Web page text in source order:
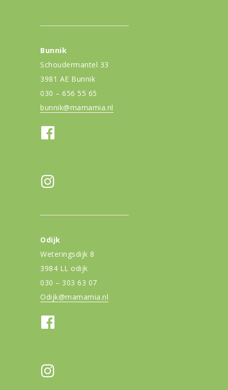
Bunnik
Schoudermantel 33
3981 AE Bunnik
030 – 656 55 65
bunnik@mamamia.nl
Odijk
Weteringsdijk 8
3984 LL odijk
030 – 303 63 07
Odijk@mamamia.nl